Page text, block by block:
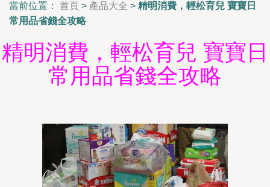
當前位置： 首頁 > 產品大全 > 精明消費，輕松育兒 寶寶日
常用品省錢全攻略
精明消費，輕松育兒 寶寶日
常用品省錢全攻略